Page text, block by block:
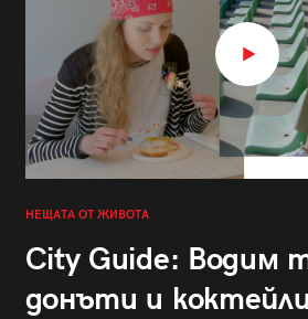
НЕЩАТА ОТ ЖИВОТА
City Guide: Водим
донъти и